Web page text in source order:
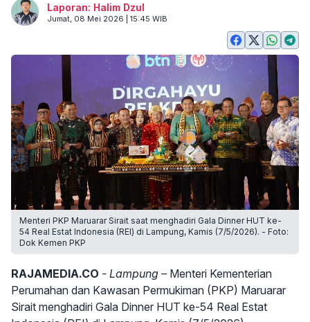
Laporan: Halim Dzul
Jumat, 08 Mei 2026 | 15:45 WIB
Menteri PKP Maruarar Sirait saat menghadiri Gala Dinner HUT ke-
54 Real Estat Indonesia (REI) di Lampung, Kamis (7/5/2026). - Foto:
Dok Kemen PKP
RAJAMEDIA.CO - Lampung –Menteri Kementerian
Perumahan dan Kawasan Permukiman (PKP) Maruarar
Sirait menghadiri Gala Dinner HUT ke-54 Real Estat